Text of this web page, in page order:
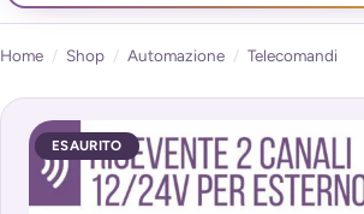
Home / Shop / Automazione / Telecomandi
ESAURITO